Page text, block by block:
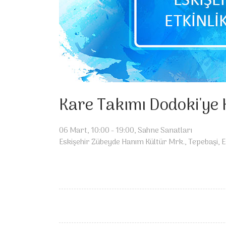
Kare Takımı Dodoki'ye
06 Mart, 10:00 - 19:00, Sahne Sanatları
Eskişehir Zübeyde Hanım Kültür Mrk., Tepebaşi,